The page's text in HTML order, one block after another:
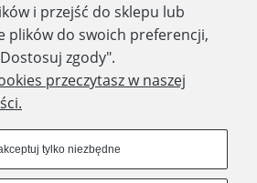
i przejść do sklepu lub
plików do swoich preferencji,
zgody".
przeczytasz w naszej
tylko niezbędne